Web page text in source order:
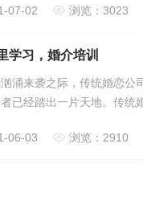
07-02 浏览：3023
学习，婚介培训
涌来袭之际，传统婚恋
已经踏出一片天地。传统
06-03 浏览：2910